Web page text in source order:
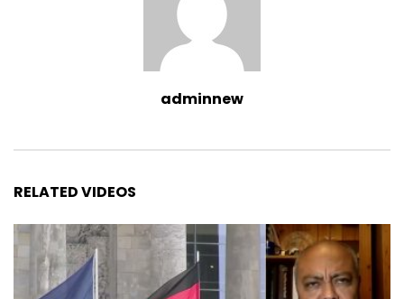
adminnew
RELATED VIDEOS